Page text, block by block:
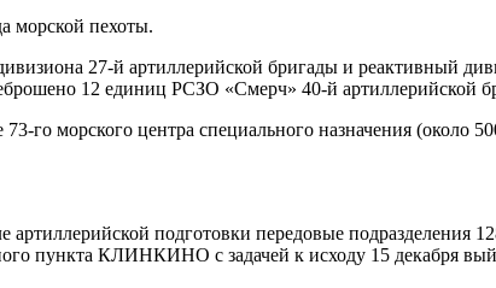
морской пехоты.
27-й артиллерийской бригады и реактивный
12 единиц РСЗО «Смерч» 40-й артиллерийской
го морского центра специального назначения
артиллерийской подготовки передовые подразделения
КЛИНКИНО с задачей к исходу 15 декабря